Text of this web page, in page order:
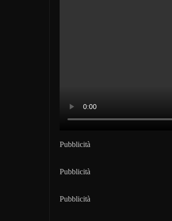
Pubblicità
Pubblicità
Pubblicità